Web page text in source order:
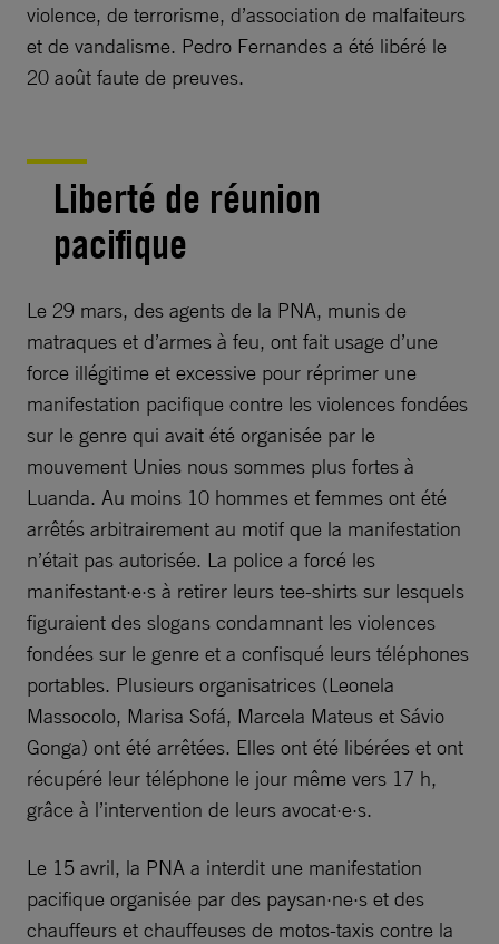
violence, de terrorisme, d’association de malfaiteurs
et de vandalisme. Pedro Fernandes a été libéré le
20 août faute de preuves.
Liberté de réunion
pacifique
Le 29 mars, des agents de la PNA, munis de
matraques et d’armes à feu, ont fait usage d’une
force illégitime et excessive pour réprimer une
manifestation pacifique contre les violences fondées
sur le genre qui avait été organisée par le
mouvement Unies nous sommes plus fortes à
Luanda. Au moins 10 hommes et femmes ont été
arrêtés arbitrairement au motif que la manifestation
n’était pas autorisée. La police a forcé les
manifestant·e·s à retirer leurs tee-shirts sur lesquels
figuraient des slogans condamnant les violences
fondées sur le genre et a confisqué leurs téléphones
portables. Plusieurs organisatrices (Leonela
Massocolo, Marisa Sofá, Marcela Mateus et Sávio
Gonga) ont été arrêtées. Elles ont été libérées et ont
récupéré leur téléphone le jour même vers 17 h,
grâce à l’intervention de leurs avocat·e·s.
Le 15 avril, la PNA a interdit une manifestation
pacifique organisée par des paysan·ne·s et des
chauffeurs et chauffeuses de motos-taxis contre la